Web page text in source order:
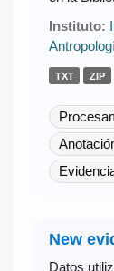
Instituto:
TXT ZIP
New
Datos